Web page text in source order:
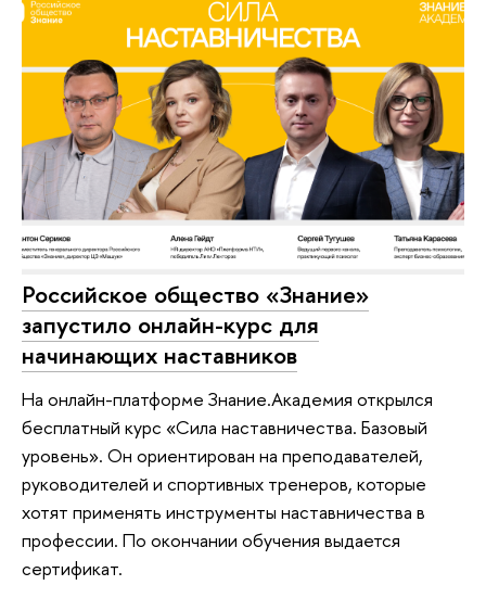
Российское общество «Знание»
запустило онлайн-курс для
начинающих наставников
На онлайн-платформе Знание.Академия открылся
бесплатный курс «Сила наставничества. Базовый
уровень». Он ориентирован на преподавателей,
руководителей и спортивных тренеров, которые
хотят применять инструменты наставничества в
профессии. По окончании обучения выдается
сертификат.